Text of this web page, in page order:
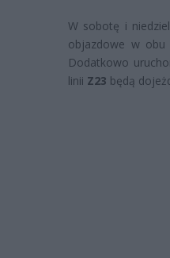
W sobotę i
objazdowe w
Dodatkowo
linii Z23 będą